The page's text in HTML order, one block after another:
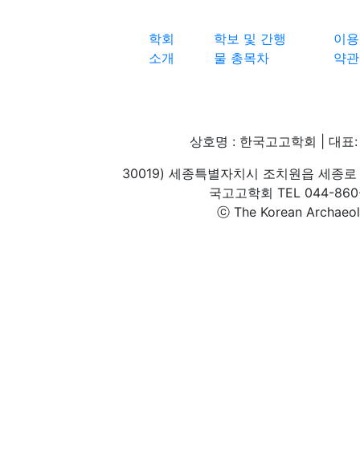
학회
소개
학보 및 간행
물 총목차
이용
약관
상호명 : 한국고고학회 | 대
30019) 세종특별자치시 조치원읍 세종
국고고학회 TEL 044-
ⓒ The Korean